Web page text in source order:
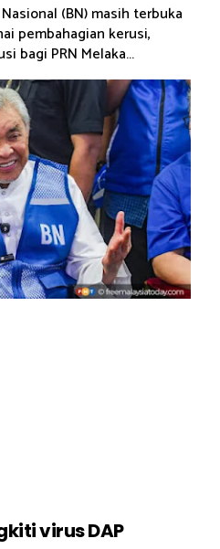
(BN) masih terbuka
pembahagian kerusi,
bagi PRN Melaka...
virus DAP